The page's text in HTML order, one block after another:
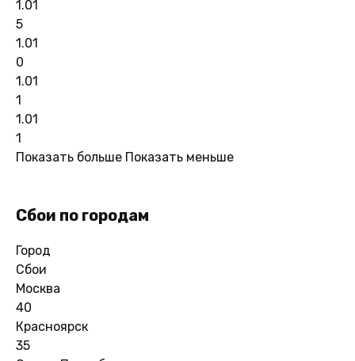
1.01
5
1.01
0
1.01
1
1.01
1
Показать больше Показать меньше
Сбои по городам
Город
Сбои
Москва
40
Красноярск
35